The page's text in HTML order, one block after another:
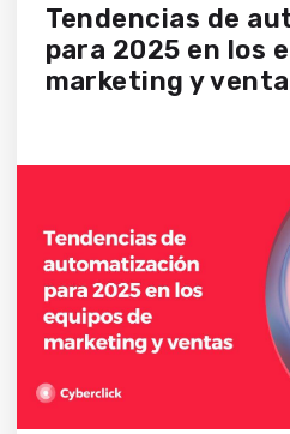
Tendencias de
para 2025 en los
marketing y